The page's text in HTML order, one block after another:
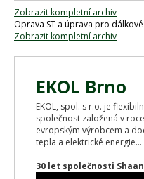
Zobrazit kompletní archiv
Oprava ST a úprava pro
Zobrazit kompletní archiv
EKOL Brno
EKOL, spol. s r.o. je
společnost založená v
evropským výrobcem a
tepla a elektrické energie...
30 let společnosti